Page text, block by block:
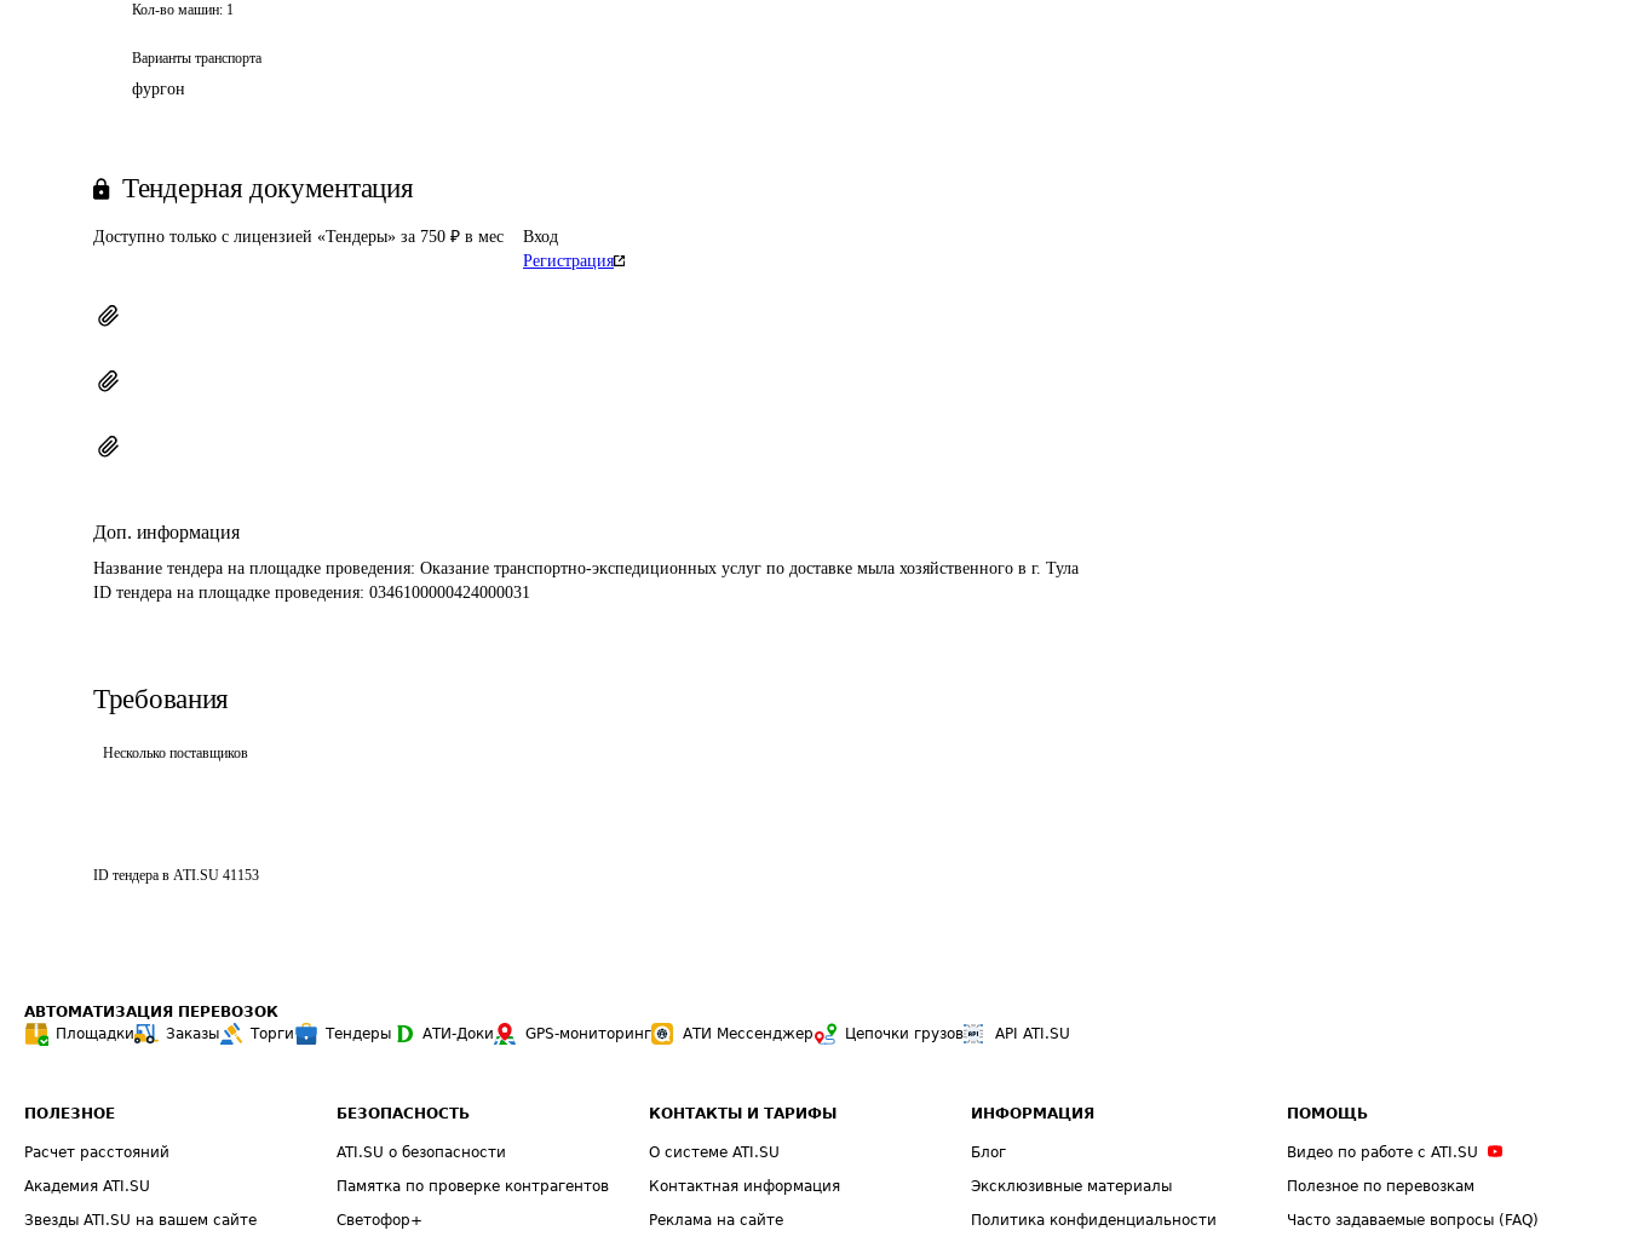
Кол-во машин: 1
Варианты транспорта
фургон
Тендерная документация
Доступно только с лицензией «Тендеры» за 750 ₽ в мес
Вход
Регистрация
Доп. информация
Название тендера на площадке проведения: Оказание транспортно-экспедиционных услуг по доставке мыла хозяйственного в г. Тула
ID тендера на площадке проведения: 0346100000424000031
Требования
Несколько поставщиков
ID тендера в ATI.SU 41153
АВТОМАТИЗАЦИЯ ПЕРЕВОЗОК
Площадки
Заказы Торги Тендеры АТИ-Доки GPS-мониторинг АТИ Мессенджер Цепочки грузов API ATI.SU
ПОЛЕЗНОЕ
Расчет расстояний
Академия ATI.SU
Звезды ATI.SU на вашем сайте
БЕЗОПАСНОСТЬ
ATI.SU о безопасности
Памятка по проверке контрагентов
Светофор+
КОНТАКТЫ И ТАРИФЫ
О системе ATI.SU
Контактная информация
Реклама на сайте
ИНФОРМАЦИЯ
Блог
Эксклюзивные материалы
Политика конфиденциальности
ПОМОЩЬ
Видео по работе с ATI.SU
Полезное по перевозкам
Часто задаваемые вопросы (FAQ)